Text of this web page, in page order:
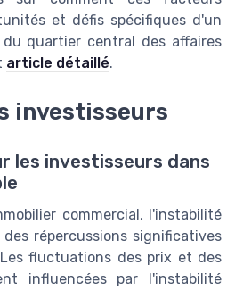
et défis spécifiques d'un
quartier central des affaires
article détaillé.
investisseurs
les investisseurs dans
commercial, l'instabilité
répercussions significatives
fluctuations des prix et des
influencées par l'instabilité